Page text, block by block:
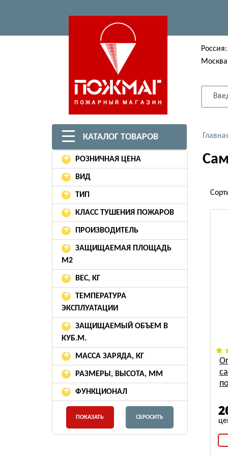
Россия:
КАТАЛОГ ТОВАРОВ
+ РОЗНИЧНАЯ ЦЕНА
+ ВИД
+ ТИП
+ КЛАСС ТУШЕНИЯ ПОЖАРОВ
+ ПРОИЗВОДИТЕЛЬ
+
ЗАЩИЩАЕМАЯ ПЛОЩАДЬ
М2
+ ВЕС, КГ
+
ТЕМПЕРАТУРА
ЭКСПЛУАТАЦИИ
+
ЗАЩИЩАЕМЫЙ ОБЪЕМ В
КУБ.М.
+ МАССА ЗАРЯДА, КГ
+ РАЗМЕРЫ, ВЫСОТА, ММ
+ ФУНКЦИОНАЛ